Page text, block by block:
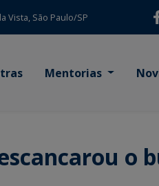
Vista, São Paulo/SP
Mentorias
o